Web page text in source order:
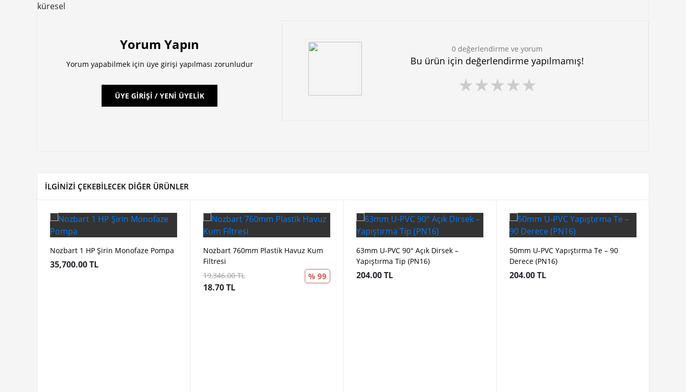
küresel
Yorum Yapın
Yorum yapabilmek için üye girişi yapılması zorunludur
ÜYE GİRİŞİ / YENİ ÜYELİK
0 değerlendirme ve yorum
Bu ürün için değerlendirme yapılmamış!
★★★★★
İLGİNİZİ ÇEKEBİLECEK DİĞER ÜRÜNLER
Nozbart 1 HP Şirin Monofaze Pompa
35,700.00 TL
Nozbart 760mm Plastik Havuz Kum
Filtresi
19,346.00 TL
18.70 TL
% 99
63mm U-PVC 90° Açık Dirsek –
Yapıştırma Tip (PN16)
204.00 TL
50mm U-PVC Yapıştırma Te – 90
Derece (PN16)
204.00 TL